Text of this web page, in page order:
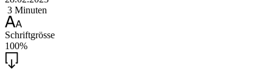
3 Minuten
Schriftgrösse
100%